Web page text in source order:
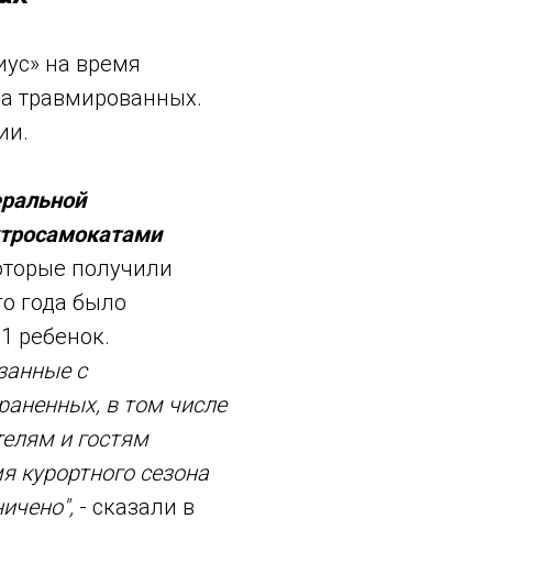
на время
травмированных.
получили
года было
ребенок.
с
в том числе
и гостям
курортного сезона
- сказали в